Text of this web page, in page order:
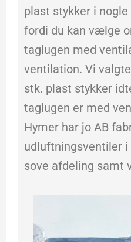
plast stykker i
fordi du kan vælge
taglugen med
ventilation. Vi
stk. plast stykker
taglugen er med
Hymer har jo AB
udluftningsventiler
sove afdeling samt